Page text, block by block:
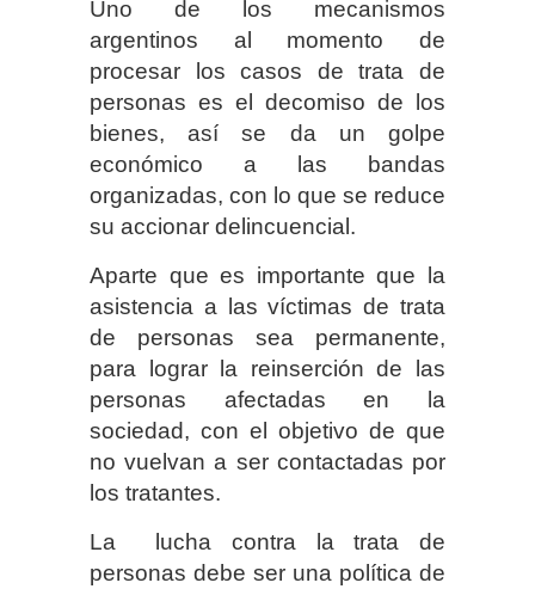
Uno de los mecanismos
argentinos al momento de
procesar los casos de trata de
personas es el decomiso de los
bienes, así se da un golpe
económico a las bandas
organizadas, con lo que se reduce
su accionar delincuencial.
Aparte que es importante que la
asistencia a las víctimas de trata
de personas sea permanente,
para lograr la reinserción de las
personas afectadas en la
sociedad, con el objetivo de que
no vuelvan a ser contactadas por
los tratantes.
La lucha contra la trata de
personas debe ser una política de